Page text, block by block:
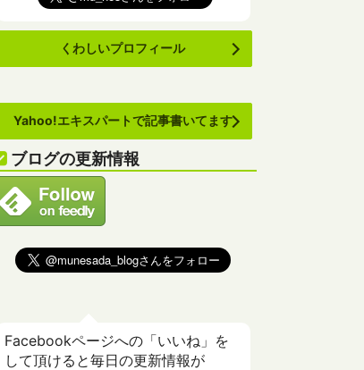
くわしいプロフィール
Yahoo!エキスパートで記事書いてます
ブログの更新情報
Facebookページへの「いいね」を
して頂けると毎日の更新情報が